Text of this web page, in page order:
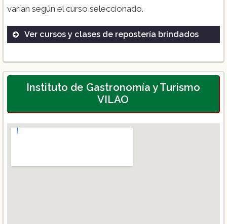
varían según el curso seleccionado.
Ver cursos y clases de repostería brindados
Técnicas avanzadas de repostería
Decoración de pasteles
Instituto de Gastronomía y Turismo
VILAO